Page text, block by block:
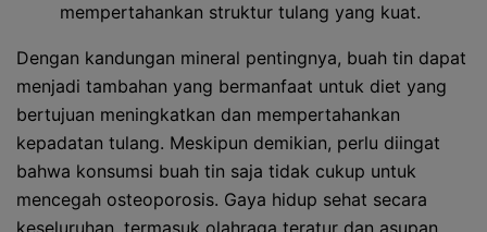
mempertahankan struktur tulang yang kuat.
Dengan kandungan mineral pentingnya, buah tin dapat
menjadi tambahan yang bermanfaat untuk diet yang
bertujuan meningkatkan dan mempertahankan
kepadatan tulang. Meskipun demikian, perlu diingat
bahwa konsumsi buah tin saja tidak cukup untuk
mencegah osteoporosis. Gaya hidup sehat secara
keseluruhan, termasuk olahraga teratur dan asupan